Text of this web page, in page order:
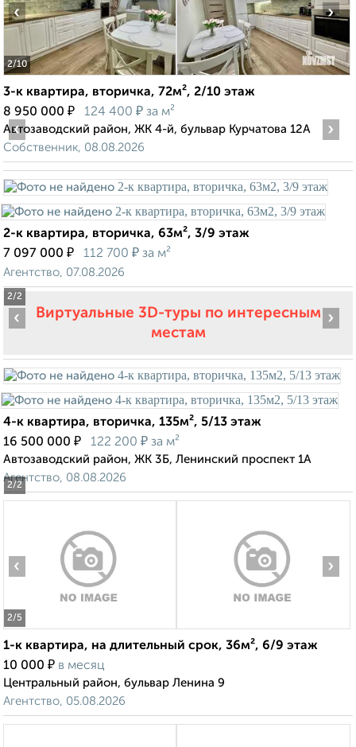
2/10
‹ ›
3-к квартира, вторичка, 72м², 2/10 этаж
8 950 000 ₽ 124 400 ₽ за м²
Автозаводский район, ЖК 4-й, бульвар Курчатова 12А
Собственник, 08.08.2026
2/2
‹ ›
2-к квартира, вторичка, 63м², 3/9 этаж
7 097 000 ₽ 112 700 ₽ за м²
Агентство, 07.08.2026
Виртуальные 3D-туры по интересным
местам
2/2
‹ ›
4-к квартира, вторичка, 135м², 5/13 этаж
16 500 000 ₽ 122 200 ₽ за м²
Автозаводский район, ЖК 3Б, Ленинский проспект 1А
Агентство, 08.08.2026
2/5
‹ ›
1-к квартира, на длительный срок, 36м², 6/9 этаж
10 000 ₽ в месяц
Центральный район, бульвар Ленина 9
Агентство, 05.08.2026